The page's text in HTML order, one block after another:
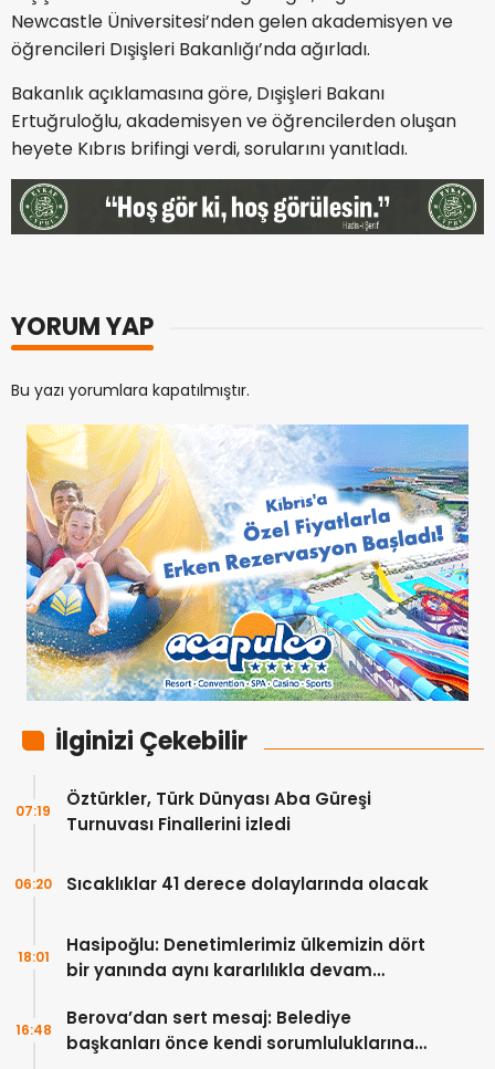
Newcastle Üniversitesi’nden gelen akademisyen ve
öğrencileri Dışişleri Bakanlığı’nda ağırladı.
Bakanlık açıklamasına göre, Dışişleri Bakanı
Ertuğruloğlu, akademisyen ve öğrencilerden oluşan
heyete Kıbrıs brifingi verdi, sorularını yanıtladı.
YORUM YAP
Bu yazı yorumlara kapatılmıştır.
İlginizi Çekebilir
Öztürkler, Türk Dünyası Aba Güreşi
Turnuvası Finallerini izledi
07:19
Sıcaklıklar 41 derece dolaylarında olacak
06:20
Hasipoğlu: Denetimlerimiz ülkemizin dört
bir yanında aynı kararlılıkla devam
18:01
Berova’dan sert mesaj: Belediye
başkanları önce kendi sorumluluklarına
16:48